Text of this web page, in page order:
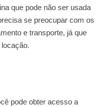
que pode não ser usada
se preocupar com os
e transporte, já que
pode obter acesso a